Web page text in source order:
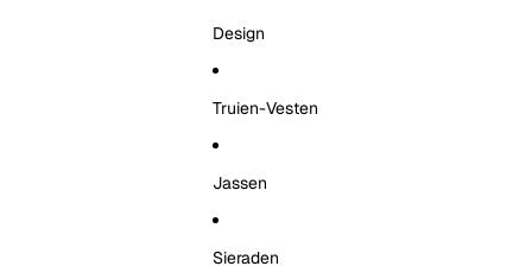
Design
Truien-Vesten
Jassen
Sieraden